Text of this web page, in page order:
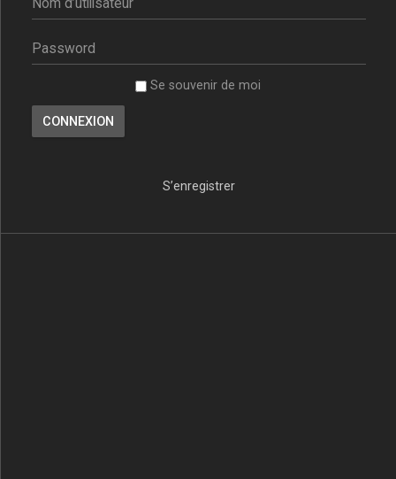
Se souvenir de moi
S’enregistrer